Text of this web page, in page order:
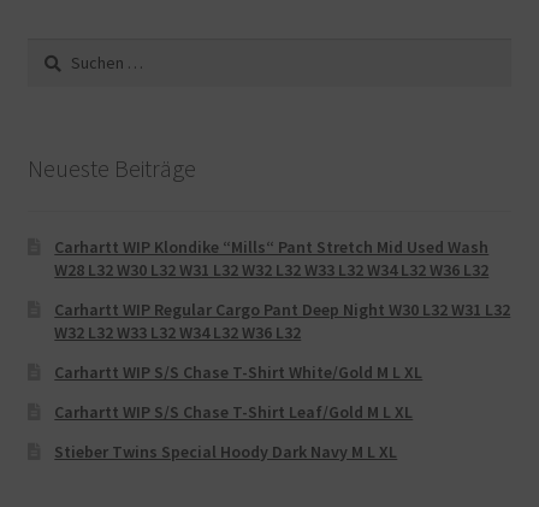
Suche
nach:
Neueste Beiträge
Carhartt WIP Klondike “Mills“ Pant Stretch Mid Used Wash
W28 L32 W30 L32 W31 L32 W32 L32 W33 L32 W34 L32 W36 L32
Carhartt WIP Regular Cargo Pant Deep Night W30 L32 W31 L32
W32 L32 W33 L32 W34 L32 W36 L32
Carhartt WIP S/S Chase T-Shirt White/Gold M L XL
Carhartt WIP S/S Chase T-Shirt Leaf/Gold M L XL
Stieber Twins Special Hoody Dark Navy M L XL